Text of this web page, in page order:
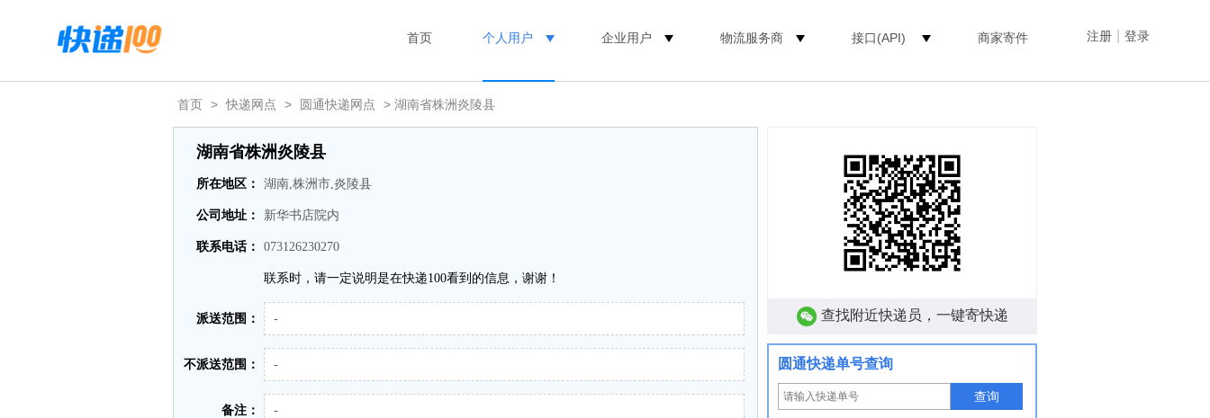
注册 登录
首页 个人用户 企业用户 物流服务商 接口(API) 商家寄件
首页 > 快递网点 > 圆通快递网点 > 湖南省株洲炎陵县
湖南省株洲炎陵县
所在地区： 湖南,株洲市,炎陵县
公司地址： 新华书店院内
联系电话： 073126230270
联系时，请一定说明是在快递100看到的信息，谢谢！
派送范围： -
不派送范围： -
备注： -
查找附近快递员，一键寄快递
圆通快递单号查询
查询